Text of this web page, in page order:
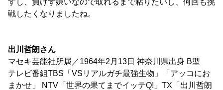
すし、負けず嫌いなので取れるまで粘りたいし、何回も挑
戦したくなりましたね。
出川哲朗さん
マセキ芸能社所属／1964年2月13日 神奈川県出身 B型
テレビ番組TBS「VSリアルガチ最強生物」「アッコにお
まかせ」 NTV「世界の果てまでイッテQ!」TX「出川哲朗